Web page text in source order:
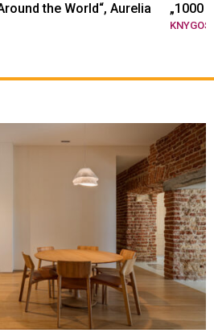
the World“, Aurelia
„1000
KNYGOS